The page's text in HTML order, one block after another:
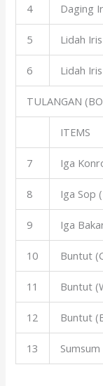
4 Daging
5 Lidah
6 Lidah
TULANGAN
ITEMS
7 Iga
8 Iga Sop
9 Iga
10 Buntut
11 Buntut
12 Buntut
13 Sumsum